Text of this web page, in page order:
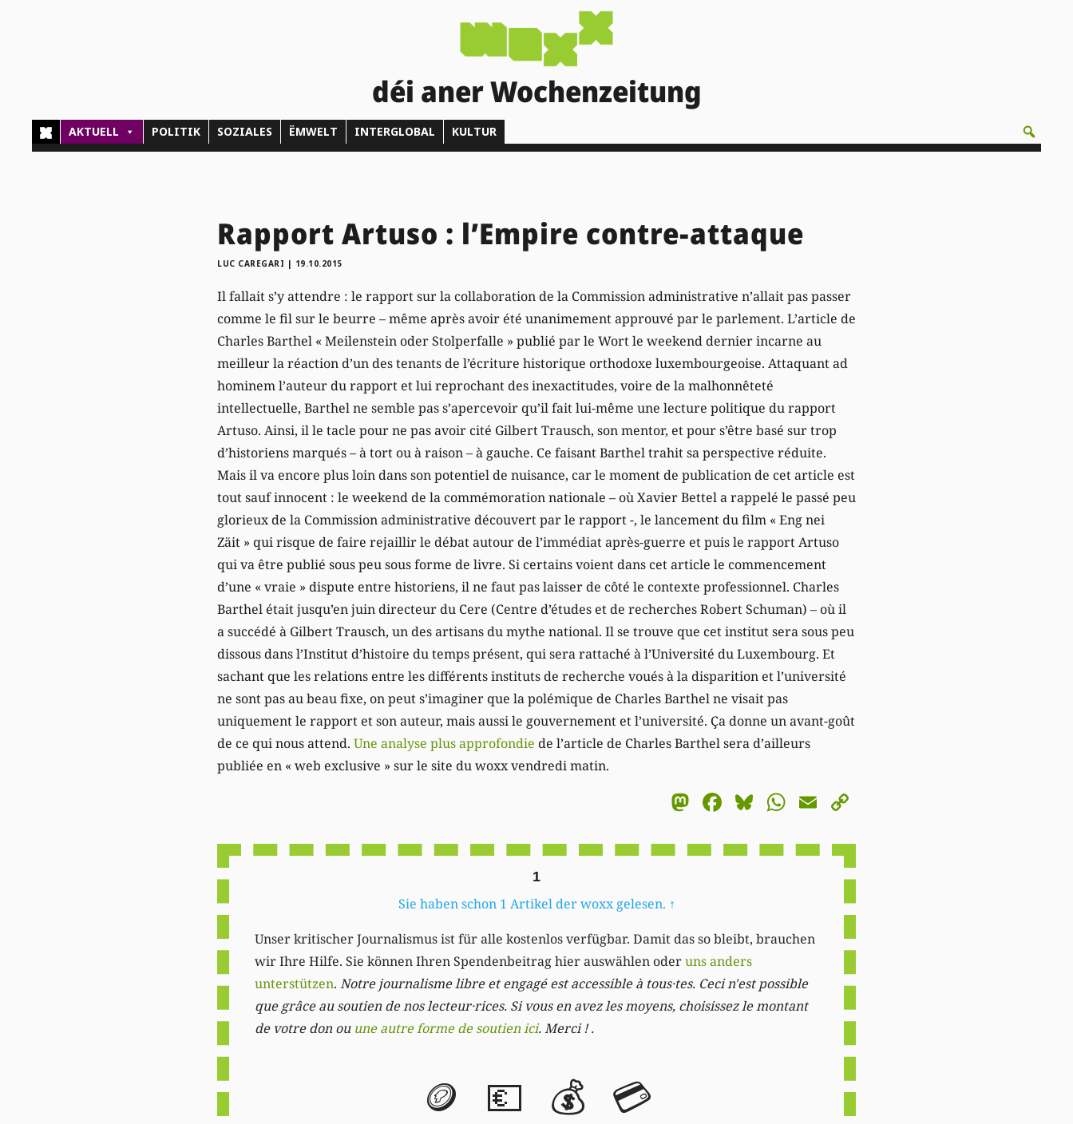
déi aner Wochenzeitung
AKTUELL POLITIK SOZIALES ËMWELT INTERGLOBAL KULTUR
Rapport Artuso : l’Empire contre-attaque
LUC CAREGARI | 19.10.2015
Il fallait s’y attendre : le rapport sur la collaboration de la Commission administrative n’allait pas passer
comme le fil sur le beurre – même après avoir été unanimement approuvé par le parlement. L’article de
Charles Barthel « Meilenstein oder Stolperfalle » publié par le Wort le weekend dernier incarne au
meilleur la réaction d’un des tenants de l’écriture historique orthodoxe luxembourgeoise. Attaquant ad
hominem l’auteur du rapport et lui reprochant des inexactitudes, voire de la malhonnêteté
intellectuelle, Barthel ne semble pas s’apercevoir qu’il fait lui-même une lecture politique du rapport
Artuso. Ainsi, il le tacle pour ne pas avoir cité Gilbert Trausch, son mentor, et pour s’être basé sur trop
d’historiens marqués – à tort ou à raison – à gauche. Ce faisant Barthel trahit sa perspective réduite.
Mais il va encore plus loin dans son potentiel de nuisance, car le moment de publication de cet article est
tout sauf innocent : le weekend de la commémoration nationale – où Xavier Bettel a rappelé le passé peu
glorieux de la Commission administrative découvert par le rapport -, le lancement du film « Eng nei
Zäit » qui risque de faire rejaillir le débat autour de l’immédiat après-guerre et puis le rapport Artuso
qui va être publié sous peu sous forme de livre. Si certains voient dans cet article le commencement
d’une « vraie » dispute entre historiens, il ne faut pas laisser de côté le contexte professionnel. Charles
Barthel était jusqu’en juin directeur du Cere (Centre d’études et de recherches Robert Schuman) – où il
a succédé à Gilbert Trausch, un des artisans du mythe national. Il se trouve que cet institut sera sous peu
dissous dans l’Institut d’histoire du temps présent, qui sera rattaché à l’Université du Luxembourg. Et
sachant que les relations entre les différents instituts de recherche voués à la disparition et l’université
ne sont pas au beau fixe, on peut s’imaginer que la polémique de Charles Barthel ne visait pas
uniquement le rapport et son auteur, mais aussi le gouvernement et l’université. Ça donne un avant-goût
de ce qui nous attend. Une analyse plus approfondie de l’article de Charles Barthel sera d’ailleurs
publiée en « web exclusive » sur le site du woxx vendredi matin.
Mastodon
Facebook
Bluesky
WhatsApp
Email
1
Sie haben schon 1 Artikel der woxx gelesen. ↑
Unser kritischer Journalismus ist für alle kostenlos verfügbar. Damit das so bleibt, brauchen
wir Ihre Hilfe. Sie können Ihren Spendenbeitrag hier auswählen oderuns anders
unterstützen. Notre journalisme libre et engagé est accessible à tous·tes. Ceci n'est possible
que grâce au soutien de nos lecteur·rices. Si vous en avez les moyens, choisissez le montant
de votre don ou une autre forme de soutien ici. Merci ! .
🪙 💶 💰 💳